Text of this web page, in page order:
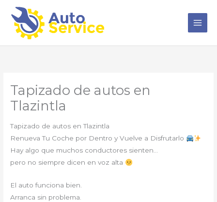
contenido
Tapizado de autos en
Tlazintla
Tapizado de autos en Tlazintla
Renueva Tu Coche por Dentro y Vuelve a Disfrutarlo
Hay algo que muchos conductores sienten…
pero no siempre dicen en voz alta
El auto funciona bien.
Arranca sin problema.